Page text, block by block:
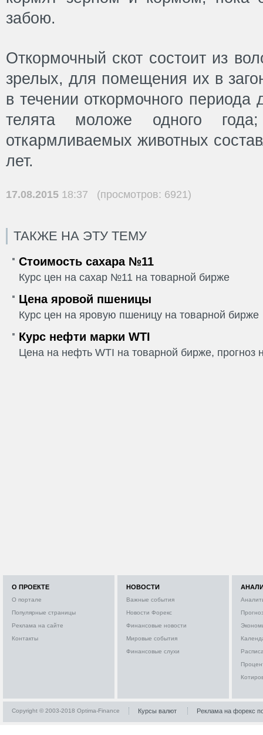
забою.
Откормочный скот состоит из
зрелых, для помещения их в
в течении откормочного
телята моложе одного
откармливаемых животных
лет.
17.08.2015 18:37 (просмотров: 6921)
ТАКЖЕ НА ЭТУ ТЕМУ
Стоимость сахара №11
Курс цен на сахар №11 на товарной бирже
Цена яровой пшеницы
Курс цен на яровую пшеницу на товарной бирже
Курс нефти марки WTI
Цена на нефть WTI на товарной бирже, прогноз
О ПРОЕКТЕ
О портале
Популярные страницы
Реклама на сайте
Контакты
НОВОСТИ
Важные события
Новости Форекс
Финансовые новости
Мировые события
Финансовые слухи
Copyright © 2003-2018 Optima-Finance Курсы валют Реклама на форекс